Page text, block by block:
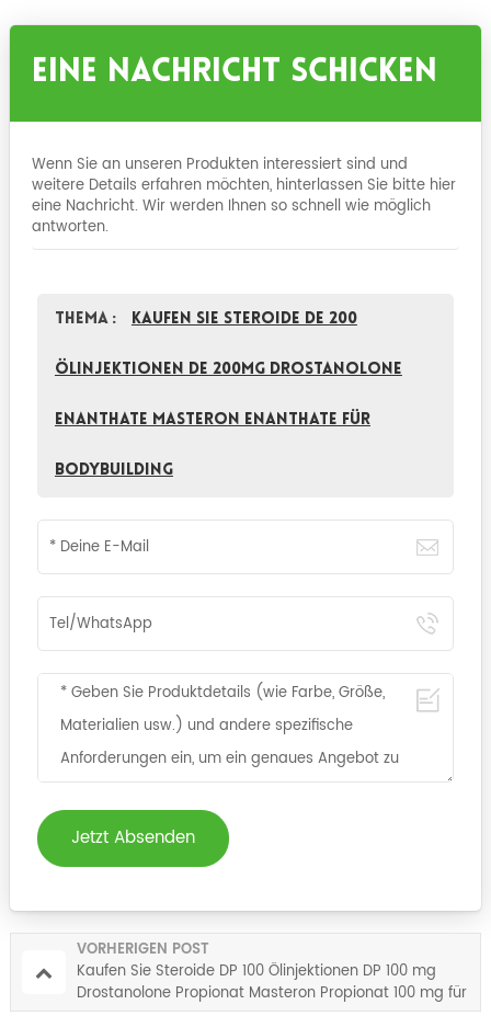
Eine Nachricht Schicken
Wenn Sie an unseren Produkten interessiert sind und
weitere Details erfahren möchten, hinterlassen Sie bitte hier
eine Nachricht. Wir werden Ihnen so schnell wie möglich
antworten.
Thema : Kaufen Sie Steroide DE 200
Ölinjektionen DE 200mg Drostanolone
Enanthate Masteron Enanthate für
Bodybuilding
Jetzt Absenden
VORHERIGEN POST
Kaufen Sie Steroide DP 100 Ölinjektionen DP 100 mg
Drostanolone Propionat Masteron Propionat 100 mg für